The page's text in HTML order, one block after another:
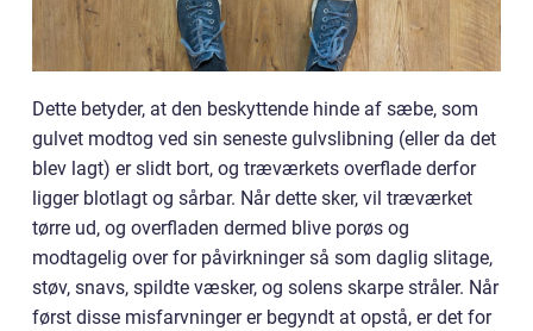
Dette betyder, at den beskyttende hinde af sæbe, som
gulvet modtog ved sin seneste gulvslibning (eller da det
blev lagt) er slidt bort, og træværkets overflade derfor
ligger blotlagt og sårbar. Når dette sker, vil træværket
tørre ud, og overfladen dermed blive porøs og
modtagelig over for påvirkninger så som daglig slitage,
støv, snavs, spildte væsker, og solens skarpe stråler. Når
først disse misfarvninger er begyndt at opstå, er det for